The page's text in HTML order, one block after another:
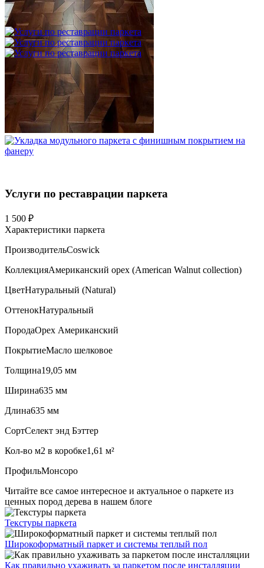
3 600 ₽
Услуги по реставрации паркета
1 500 ₽
Характеристики паркета
ПроизводительCoswick
КоллекцияАмериканский орех (American Walnut collection)
ЦветНатуральный (Natural)
ОттенокНатуральный
ПородаОрех Американский
ПокрытиеМасло шелковое
Толщина19,05 мм
Ширина635 мм
Длина635 мм
СортСелект энд Бэттер
Кол-во м2 в коробке1,61 м²
ПрофильМонсоро
Читайте все самое интересное и актуальное о паркете из
ценных пород дерева в нашем блоге
Текстуры паркета
Широкоформатный паркет и системы теплый пол
Как правильно ухаживать за паркетом после инсталляции